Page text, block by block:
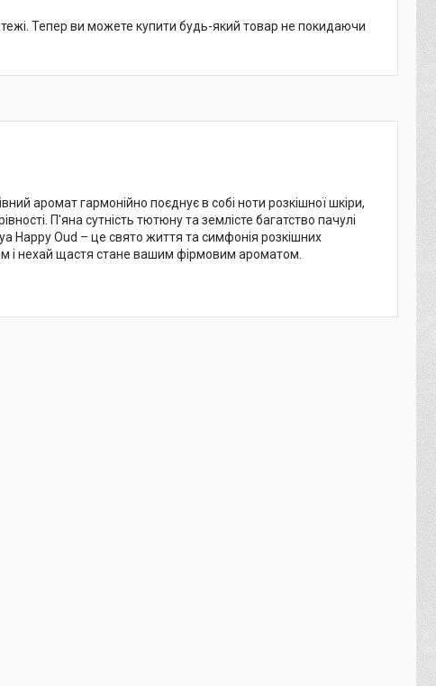
Тепер ви можете купити будь-який товар не покидаючи
аромат гармонійно поєднує в собі ноти розкішної шкіри,
П'яна сутність тютюну та землісте багатство пачулі
Happy Oud – це свято життя та симфонія розкішних
і нехай щастя стане вашим фірмовим ароматом.